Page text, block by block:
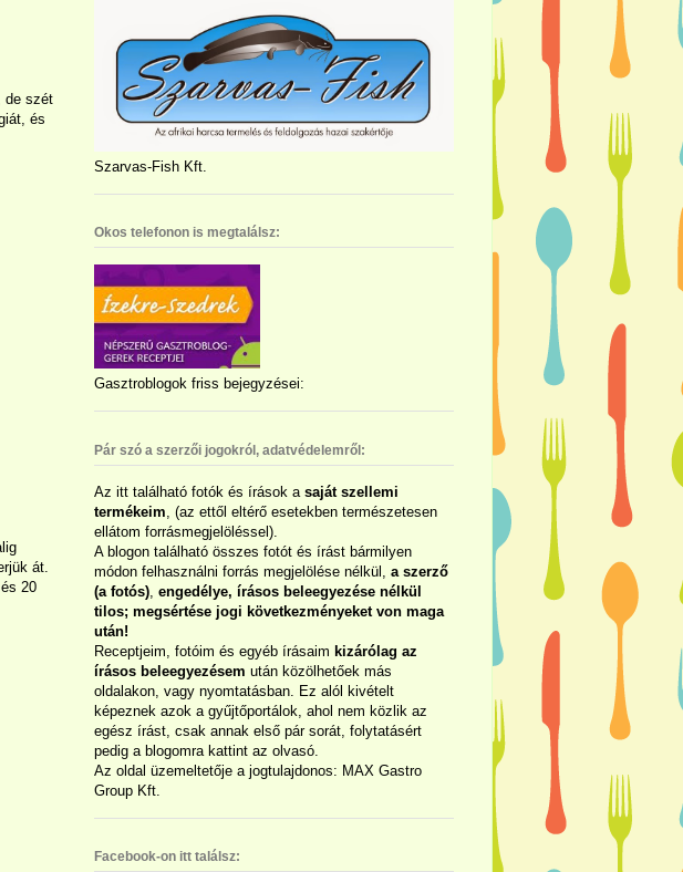
de szét
és
át.
20
Szarvas-Fish Kft.
Okos telefonon is megtalálsz:
Gasztroblogok friss bejegyzései:
Pár szó a szerzői jogokról, adatvédelemről:
Az itt található fotók és írások a saját szellemi
termékeim , (az ettől eltérő esetekben természetesen
ellátom forrásmegjelöléssel).
A blogon található összes fotót és írást bármilyen
módon felhasználni forrás megjelölése nélkül, a szerző
(a fotós) engedélye, írásos beleegyezése nélkül
tilos; megsértése jogi következményeket von maga
után!
Receptjeim, fotóim és egyéb írásaim kizárólag az
írásos beleegyezésem után közölhetőek más
oldalakon, vagy nyomtatásban. Ez alól kivételt
képeznek azok a gyűjtőportálok, ahol nem közlik az
egész írást, csak annak első pár sorát, folytatásért
pedig a blogomra kattint az olvasó.
Az oldal üzemeltetője a jogtulajdonos: MAX Gastro
Group Kft.
Facebook-on itt találsz: